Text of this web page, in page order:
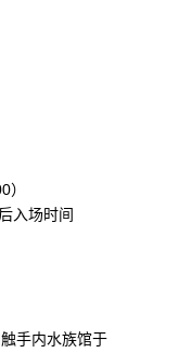
入场时间
手内水族馆于